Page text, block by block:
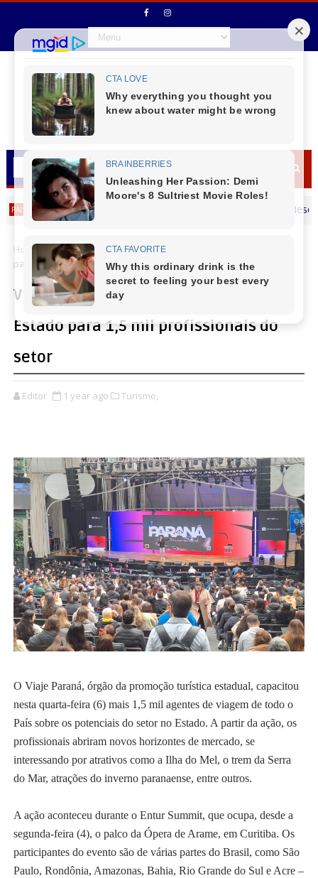
Prefeito de Reserva do Iguaçu Vitório Antunes de Paula deseja um
Home Turismo
Viaje Paraná apresenta o turismo do Estado
para 1,5 mil profissionais do setor
Viaje Paraná apresenta o turismo do
Estado para 1,5 mil profissionais do
setor
Editor 1 year ago Turismo,
O Viaje Paraná, órgão da promoção turística estadual, capacitou
nesta quarta-feira (6) mais 1,5 mil agentes de viagem de todo o
País sobre os potenciais do setor no Estado. A partir da ação, os
profissionais abriram novos horizontes de mercado, se
interessando por atrativos como a Ilha do Mel, o trem da Serra
do Mar, atrações do inverno paranaense, entre outros.
A ação aconteceu durante o Entur Summit, que ocupa, desde a
segunda-feira (4), o palco da Ópera de Arame, em Curitiba. Os
participantes do evento são de várias partes do Brasil, como São
Paulo, Rondônia, Amazonas, Bahia, Rio Grande do Sul e Acre –